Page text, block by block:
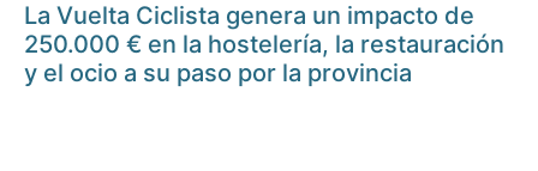
La Vuelta Ciclista genera un impacto de
250.000 € en la hostelería, la restauración
y el ocio a su paso por la provincia